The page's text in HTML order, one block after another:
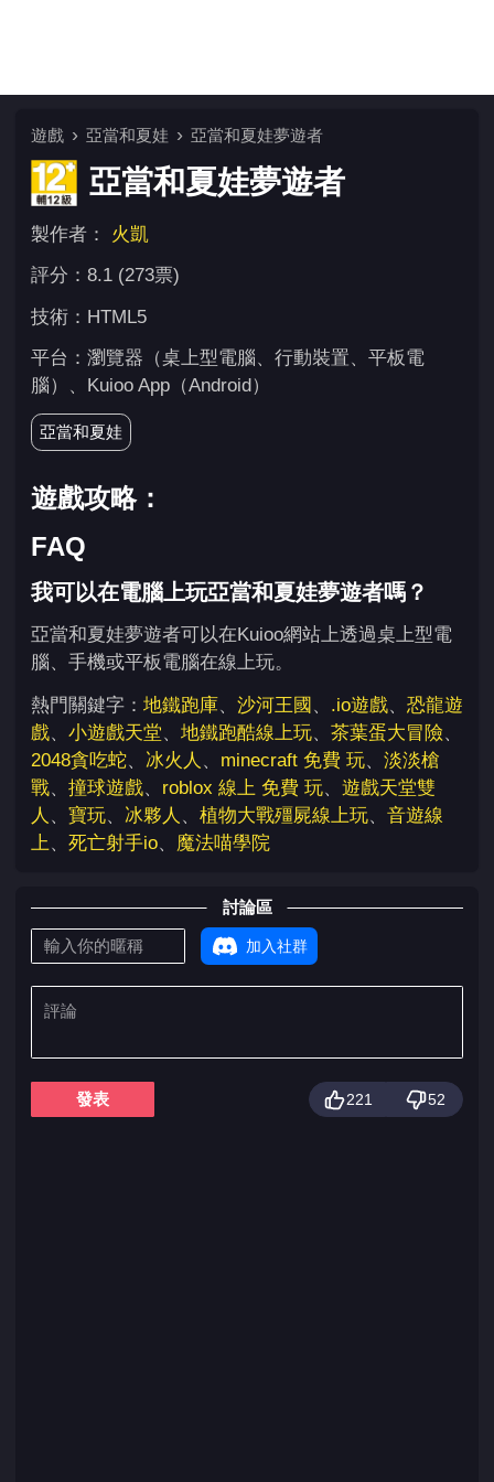
遊戲 亞當和夏娃 亞當和夏娃夢遊者
亞當和夏娃夢遊者
製作者： 火凱
評分：8.1 (273票)
技術：HTML5
平台：瀏覽器（桌上型電腦、行動裝置、平板電
腦）、Kuioo App（Android）
亞當和夏娃
遊戲攻略：
FAQ
我可以在電腦上玩亞當和夏娃夢遊者嗎？
亞當和夏娃夢遊者可以在Kuioo網站上透過桌上型電
腦、手機或平板電腦在線上玩。
熱門關鍵字： 地鐵跑庫、 沙河王國 、 .io遊戲、 恐龍遊
戲、 小遊戲天堂、 地鐵跑酷線上玩、 茶葉蛋大冒險、
2048貪吃蛇、 冰火人 、 minecraft 免費 玩、 淡淡槍
戰、 撞球遊戲、 roblox 線上 免費 玩、 遊戲天堂雙
人 、 寶玩、 冰夥人 、 植物大戰殭屍線上玩、 音遊線
上、 死亡射手io、 魔法喵學院
討論區
加入社群
發表 221 52